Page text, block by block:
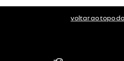
voltar ao topo